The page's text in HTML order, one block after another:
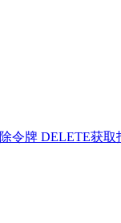
令牌 DELETE获取